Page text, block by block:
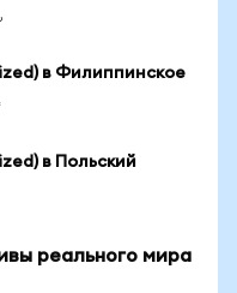
в Филиппинское
в Польский
реального мира